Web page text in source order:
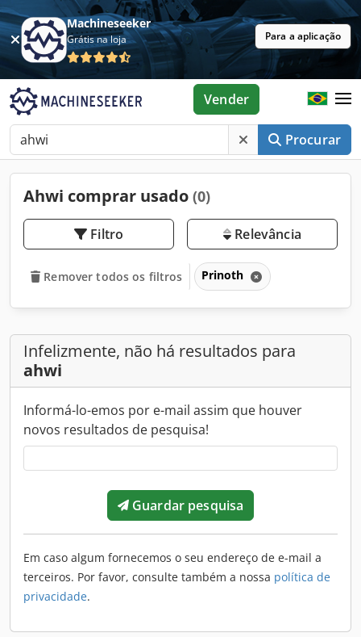
Machineseeker
Grátis na loja Para a aplicação
Procurar
Vender
Ahwi comprar usado (0)
Filtro Relevância
Remover todos os filtros Prinoth
Infelizmente, não há resultados para
ahwi
Informá-lo-emos por e-mail assim que houver
novos resultados de pesquisa!
Guardar pesquisa
Em caso algum fornecemos o seu endereço de e-mail a
terceiros. Por favor, consulte também a nossa política de
privacidade.